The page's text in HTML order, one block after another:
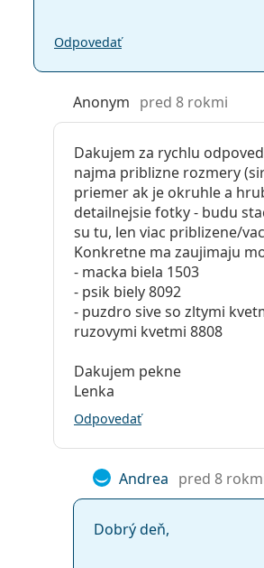
Odpovedať
Anonym pred 8 rokmi
Dakujem za rychlu
najma priblizne rozmery
priemer ak je okruhle a
detailnejsie fotky - budu
su tu, len viac priblizene/
Konkretne ma zaujimaju
- macka biela 1503
- psik biely 8092
- puzdro sive so zltymi
ruzovymi kvetmi 8808
Dakujem pekne
Lenka
Odpovedať
Andrea pred 8
Dobrý deň,